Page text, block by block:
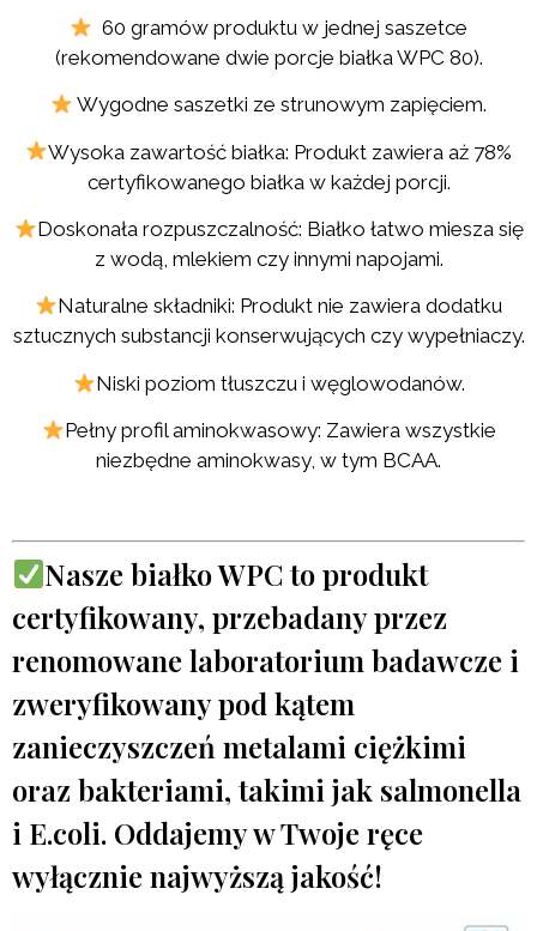
60 gramów produktu w jednej saszetce
(rekomendowane dwie porcje białka WPC 80).
Wygodne saszetki ze strunowym zapięciem.
Wysoka zawartość białka: Produkt zawiera aż 78%
certyfikowanego białka w każdej porcji.
Doskonała rozpuszczalność: Białko łatwo miesza się
z wodą, mlekiem czy innymi napojami.
Naturalne składniki: Produkt nie zawiera dodatku
sztucznych substancji konserwujących czy wypełniaczy.
Niski poziom tłuszczu i węglowodanów.
Pełny profil aminokwasowy: Zawiera wszystkie
niezbędne aminokwasy, w tym BCAA.
Nasze białko WPC to produkt
certyfikowany, przebadany przez
renomowane laboratorium badawcze i
zweryfikowany pod kątem
zanieczyszczeń metalami ciężkimi
oraz bakteriami, takimi jak salmonella
i E.coli. Oddajemy w Twoje ręce
wyłącznie najwyższą jakość!